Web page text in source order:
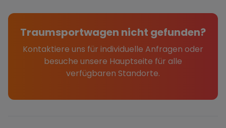
Traumsportwagen nicht gefunden?
Kontaktiere uns für individuelle Anfragen oder
besuche unsere Hauptseite für alle
verfügbaren Standorte.